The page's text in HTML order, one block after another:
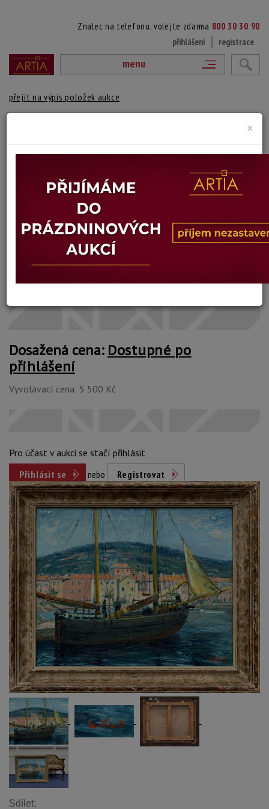
Znalec na telefonu, volejte zdarma 800 30 30 90
přihlášení
registrace
menu
přejít na výpis položek aukce
Autor:Alois Kohout
vydraženo
Signováno vpravo dole, rámováno v galerijním rámu. Konzultováno a
potvrzeno PhDr. Mgr. Michaelem Zachařem.
Technika: olej na plátně
Šířka: 75 cm, výška: 62 cm, rámování: 79 x 95 cm
Konec dražby:05.10.2021 20:05 SELČ
Dosažená cena: Dostupné po
přihlášení
Vyvolávací cena: 5 500 Kč
Pro účast v aukci se stačí přihlásit
Přihlásit se
nebo Registrovat
Sdílet:
×